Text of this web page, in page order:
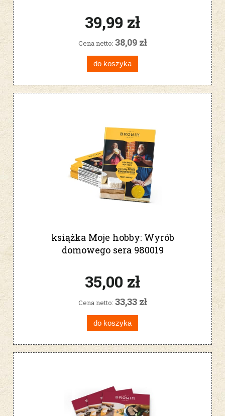
39,99 zł
Cena netto: 38,09 zł
do koszyka
książka Moje hobby: Wyrób
domowego sera 980019
35,00 zł
Cena netto: 33,33 zł
do koszyka